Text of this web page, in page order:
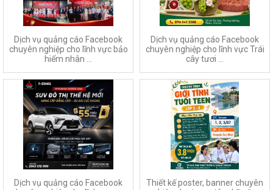
Dịch vụ quảng cáo Facebook
chuyên nghiệp cho lĩnh vực bảo
hiểm nhân ...
Dịch vụ quảng cáo Facebook
chuyên nghiệp cho lĩnh vực Trái
cây tươi ...
Dịch vụ quảng cáo Facebook
Thiết kế poster, banner chuyên